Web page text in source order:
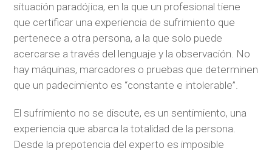
situación paradójica, en la que un profesional tiene
que certificar una experiencia de sufrimiento que
pertenece a otra persona, a la que solo puede
acercarse a través del lenguaje y la observación. No
hay máquinas, marcadores o pruebas que determinen
que un padecimiento es “constante e intolerable”.
El sufrimiento no se discute, es un sentimiento, una
experiencia que abarca la totalidad de la persona.
Desde la prepotencia del experto es imposible